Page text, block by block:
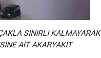
SINIRLI KALMAYARAK
AİT AKARYAKIT